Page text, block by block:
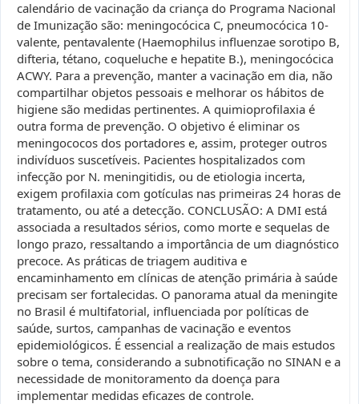
calendário de vacinação da criança do Programa Nacional
de Imunização são: meningocócica C, pneumocócica 10-
valente, pentavalente (Haemophilus influenzae sorotipo B,
difteria, tétano, coqueluche e hepatite B.), meningocócica
ACWY. Para a prevenção, manter a vacinação em dia, não
compartilhar objetos pessoais e melhorar os hábitos de
higiene são medidas pertinentes. A quimioprofilaxia é
outra forma de prevenção. O objetivo é eliminar os
meningococos dos portadores e, assim, proteger outros
indivíduos suscetíveis. Pacientes hospitalizados com
infecção por N. meningitidis, ou de etiologia incerta,
exigem profilaxia com gotículas nas primeiras 24 horas de
tratamento, ou até a detecção. CONCLUSÃO: A DMI está
associada a resultados sérios, como morte e sequelas de
longo prazo, ressaltando a importância de um diagnóstico
precoce. As práticas de triagem auditiva e
encaminhamento em clínicas de atenção primária à saúde
precisam ser fortalecidas. O panorama atual da meningite
no Brasil é multifatorial, influenciada por políticas de
saúde, surtos, campanhas de vacinação e eventos
epidemiológicos. É essencial a realização de mais estudos
sobre o tema, considerando a subnotificação no SINAN e a
necessidade de monitoramento da doença para
implementar medidas eficazes de controle.